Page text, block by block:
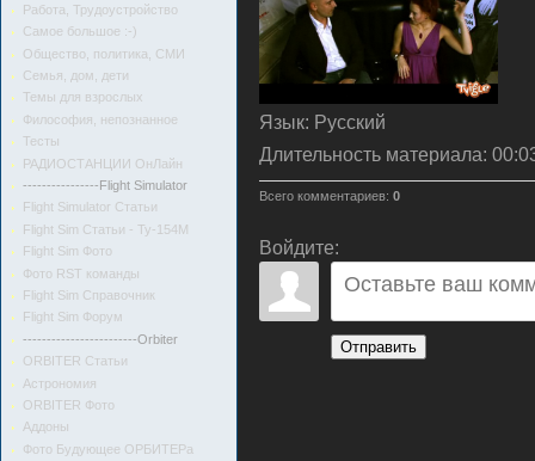
Работа, Трудоустройство
Самое большое :-)
Общество, политика, СМИ
Семья, дом, дети
Темы для взрослых
Философия, непознанное
Тесты
РАДИОСТАНЦИИ ОнЛайн
----------------Flight Simulator
Flight Simulator Статьи
Flight Sim Статьи - Ту-154М
Flight Sim Фото
Фото RST команды
Flight Sim Справочник
Flight Sim Форум
------------------------Orbiter
ORBITER Статьи
Астрономия
ORBITER Фото
Аддоны
Фото Будующее ОРБИТЕРа
Язык: Русский
Длительность материала:
Всего комментариев: 0
Войдите:
Отправить